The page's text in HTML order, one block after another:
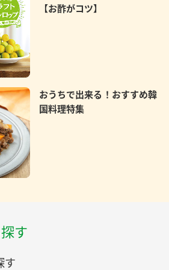
【お酢がコツ】
おうちで出来る！おすすめ韓
国料理特集
す
す